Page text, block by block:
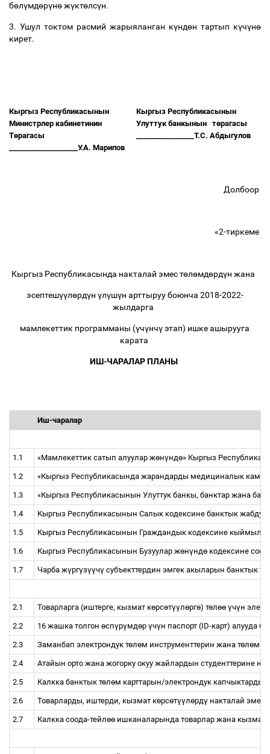
бөлүмдөрүнөжүктөлсүн.
3. Ушул токтом расмий жарыяланган күндөн тартып күчүнө
кирет.
Кыргыз Республикасынын
Министрлер кабинетинин
Төрагасы
___________________У.А. Марипов
Кыргыз Республикасынын
Улуттук банкынын төрагасы
________________Т.С. Абдыгулов
Долбоор
«2-тиркеме
Кыргыз Республикасында накталай эмес төлөмдөрдүн жана
эсептешүүлөрдүн үлүшүн арттыруу боюнча 2018-2022-
жылдарга
мамлекеттик программаны (үчүнчүэтап) ишке ашырууга
карата
ИШ-ЧАРАЛАР ПЛАНЫ
Иш-чаралар
1.1 «Мамлекеттик сатып алуулар жөнүндө» Кыргыз
1.2 «Кыргыз Республикасында жарандарды медициналык
1.3 «Кыргыз Республикасынын Улуттук банкы, банктар жана
1.4 Кыргыз Республикасынын Салык кодексине банктык
1.5 Кыргыз Республикасынын Граждандык кодексине
1.6 Кыргыз Республикасынын Бузуулар жөнүндө кодексине
1.7 Чарба жүргүзүүчү субъекттердин эмгек акыларын банктык т
2.1 Товарларга (иштерге, кызмат көрсөтүүлөргө) төлөө үчүн
2.2 16 жашка толгон өспүрүмдөр үчүн паспорт (ID-карт) алууда
2.3 Заманбап электрондук төлөм инструменттерин жана төлөм
2.4 Атайын орто жана жогорку окуу жайлардын студенттерине
2.5 Калкка банктык төлөм карттарын/электрондук капчыктарды
2.6 Товарларды, иштерди, кызмат көрсөтүүлөрдү накталай эмес
2.7 Калкка соода-тейлөө ишканаларында товарлар жана кызмат